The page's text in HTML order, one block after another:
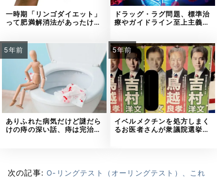
一時期「リンゴダイエット」
って肥満解消法があったけ…
ドラッグ・ラグ問題、標準治
療やガイドライン至上主義…
5年前
ありふれた病気だけど謎だら
けの痔の深い話、痔は完治…
5年前
イベルメクチンを処方しまく
るお医者さんが衆議院選挙…
次の記事: O-リングテスト（オーリングテスト）、これ